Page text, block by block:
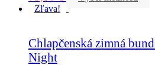
Zľava!
Chlapčenská zimná
Night